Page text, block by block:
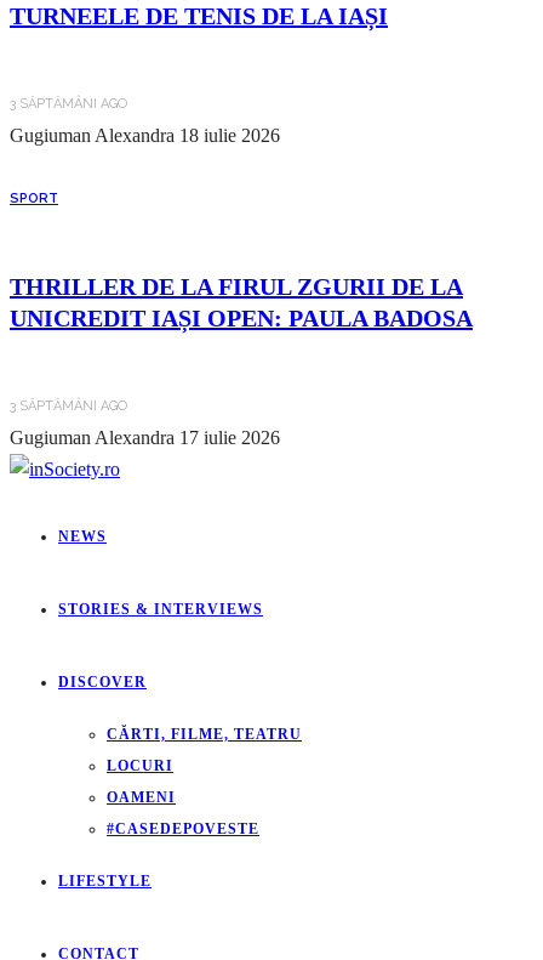
TURNEELE DE TENIS DE LA IAȘI
3 SĂPTĂMÂNI AGO
Gugiuman Alexandra 18 iulie 2026
SPORT
THRILLER DE LA FIRUL ZGURII DE LA
UNICREDIT IAȘI OPEN: PAULA BADOSA
3 SĂPTĂMÂNI AGO
Gugiuman Alexandra 17 iulie 2026
NEWS
STORIES & INTERVIEWS
DISCOVER
CĂRTI, FILME, TEATRU
LOCURI
OAMENI
#CASEDEPOVESTE
LIFESTYLE
CONTACT